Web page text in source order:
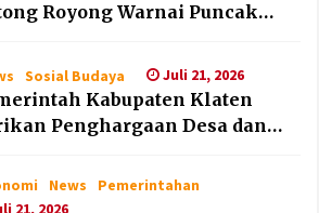
Royong Warnai Puncak
Sosial Budaya Juli 21, 2026
Kabupaten Klaten
Penghargaan Desa dan
News
Pemerintahan
21, 2026